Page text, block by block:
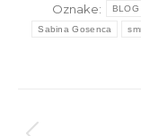
Oznake:
BLOG
Sabina Gosenca